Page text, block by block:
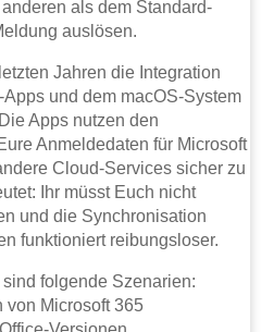
als dem Standard-
auslösen.
Jahren die Integration
und dem macOS-System
Apps nutzen den
Anmeldedaten für Microsoft
Cloud-Services sicher zu
Ihr müsst Euch nicht
und die Synchronisation
funktioniert reibungsloser.
folgende Szenarien:
von Microsoft 365